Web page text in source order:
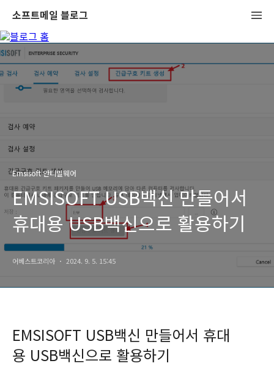
소프트메일 블로그
Emsisoft 안티멀웨어
EMSISOFT USB백신 만들어서
휴대용 USB백신으로 활용하기
어베스트코리아 2024. 9. 5. 15:45
EMSISOFT USB백신 만들어서 휴대
용 USB백신으로 활용하기